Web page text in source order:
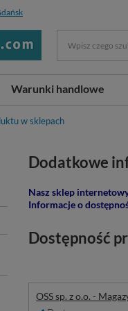
Warunki handlowe
w sklepach
Dodatkowe
Nasz sklep
Informacje o
Dostępność
OSS sp. z o.o. -